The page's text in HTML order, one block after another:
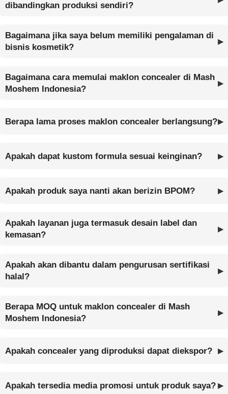
dibandingkan produksi sendiri?
Bagaimana jika saya belum memiliki pengalaman di
bisnis kosmetik?
Bagaimana cara memulai maklon concealer di Mash
Moshem Indonesia?
Berapa lama proses maklon concealer berlangsung?
Apakah dapat kustom formula sesuai keinginan?
Apakah produk saya nanti akan berizin BPOM?
Apakah layanan juga termasuk desain label dan
kemasan?
Apakah akan dibantu dalam pengurusan sertifikasi
halal?
Berapa MOQ untuk maklon concealer di Mash
Moshem Indonesia?
Apakah concealer yang diproduksi dapat diekspor?
Apakah tersedia media promosi untuk produk saya?